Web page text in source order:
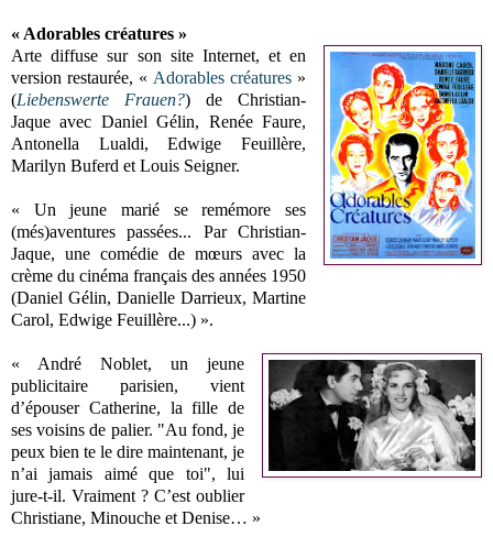
« Adorables créatures »
Arte diffuse sur son site Internet, et en
version restaurée, « Adorables créatures»
(Liebenswerte Frauen?) de Christian-
Jaque avec Daniel Gélin, Renée Faure,
Antonella Lualdi, Edwige Feuillère,
Marilyn Buferd et Louis Seigner.
« Un jeune marié se remémore ses
(més)aventures passées... Par Christian-
Jaque, une comédie de mœurs avec la
crème du cinéma français des années 1950
(Daniel Gélin, Danielle Darrieux, Martine
Carol, Edwige Feuillère...) ».
« André Noblet, un jeune
publicitaire parisien, vient
d’épouser Catherine, la fille de
ses voisins de palier. "Au fond, je
peux bien te le dire maintenant, je
n’ai jamais aimé que toi", lui
jure-t-il. Vraiment ? C’est oublier
Christiane, Minouche et Denise… »